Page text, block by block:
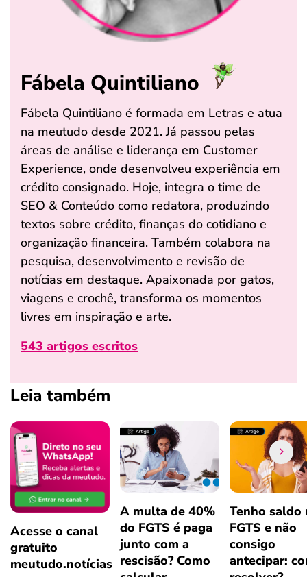
Fábela Quintiliano
Fábela Quintiliano é formada em Letras e atua
na meutudo desde 2021. Já passou pelas
áreas de análise e liderança em Customer
Experience, onde desenvolveu experiência em
crédito consignado. Hoje, integra o time de
SEO & Conteúdo como redatora, produzindo
textos sobre crédito, finanças do cotidiano e
organização financeira. Também colabora na
pesquisa, desenvolvimento e revisão de
notícias em destaque. Apaixonada por gatos,
viagens e crochê, transforma os momentos
livres em inspiração e arte.
543 artigos escritos
Leia também
Acesse o canal
gratuito
meutudo.notícias
A multa de 40%
do FGTS é paga
junto com a
rescisão? Como
Tenho saldo
FGTS e não
consigo
antecipar: